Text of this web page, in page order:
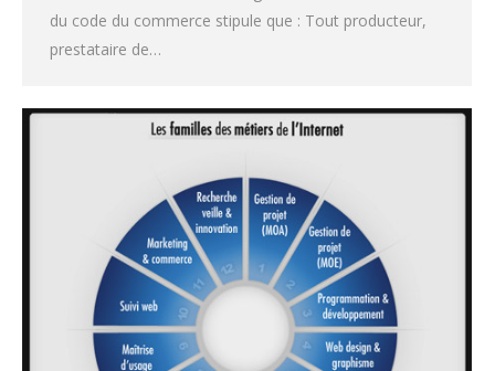
du code du commerce stipule que : Tout producteur,
prestataire de…